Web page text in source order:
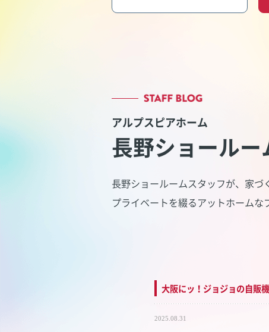
アルプスピアホーム
長野ショールー
長野ショールームスタッフが、家づ
プライベートを綴るアットホームな
大阪にッ！ジョジョの自販
2025.08.31